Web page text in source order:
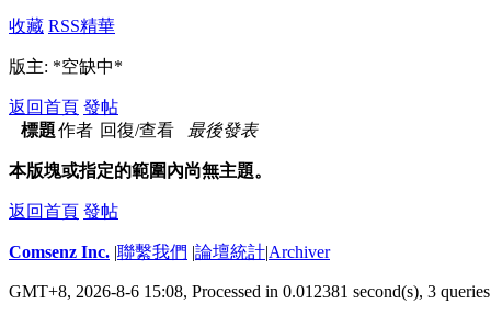
收藏 RSS精華
版主: *空缺中*
返回首頁 發帖
標題作者 回復/查看 最後發表
本版塊或指定的範圍內尚無主題。
返回首頁 發帖
Comsenz Inc. |聯繫我們 |論壇統計|Archiver
GMT+8, 2026-8-6 15:08, Processed in 0.012381 second(s), 3 queries